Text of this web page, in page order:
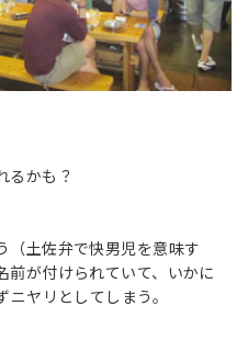
るかも？
（土佐弁で快男児を意味す
前が付けられていて、いかに
ヤリとしてしまう。